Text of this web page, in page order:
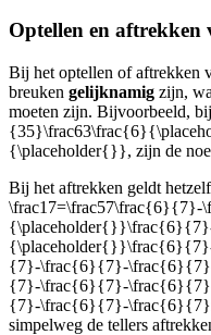
Optellen en aftrekken
Bij het optellen of aftrekken
breuken gelijknamig zijn,
moeten zijn. Bijvoorbeeld, bij
{\placeholder{}}, zijn de
Bij het aftrekken geldt
\frac17=\frac57\frac{6}{7}-
{7}-\frac{6}{7}-
{7}-\frac{6}{7}-
{7}-\frac{6}{7}-\frac{6}{7}
simpelweg de tellers